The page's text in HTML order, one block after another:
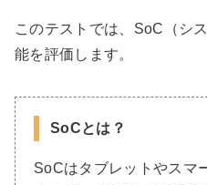
このテストでは、SoC（シ
能を評価します。
SoCとは？
SoCはタブレットやスマ